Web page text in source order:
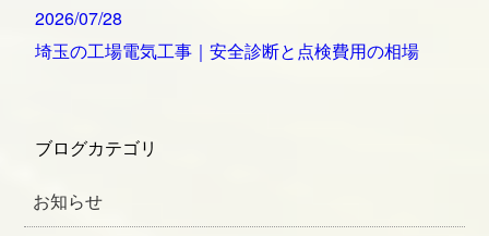
2026/07/28
埼玉の工場電気工事｜安全診断と点検費用の相場
ブログカテゴリ
お知らせ